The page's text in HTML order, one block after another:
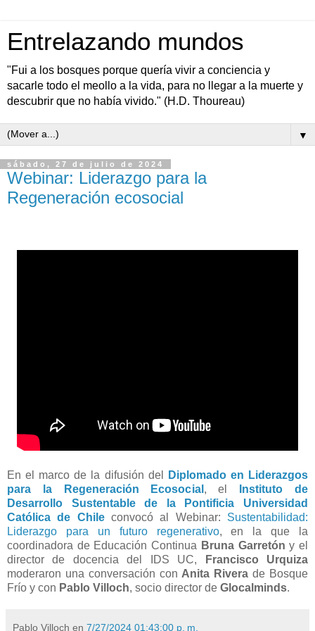
Entrelazando mundos
"Fui a los bosques porque quería vivir a conciencia y
sacarle todo el meollo a la vida, para no llegar a la muerte y
descubrir que no había vivido." (H.D. Thoureau)
▼
sábado, 27 de julio de 2024
Webinar: Liderazgo para la
Regeneración ecosocial
En el marco de la difusión del
Diplomado en Liderazgos
para la Regeneración Ecosocial , el
Instituto de
Desarrollo Sustentable de la Pontificia Universidad
Católica de Chileconvocó al Webinar: Sustentabilidad:
Liderazgo para un futuro regenerativo, en la que la
coordinadora de Educación Continua Bruna Garretón y el
director de docencia del IDS UC,
Francisco Urquiza
moderaron una conversación con Anita Rivera de Bosque
Frío y con Pablo Villoch, socio director de Glocalminds.
Pablo Villoch en 7/27/2024 01:43:00 p. m.